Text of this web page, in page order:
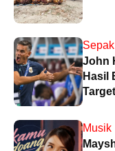
John
Hasil
Musik